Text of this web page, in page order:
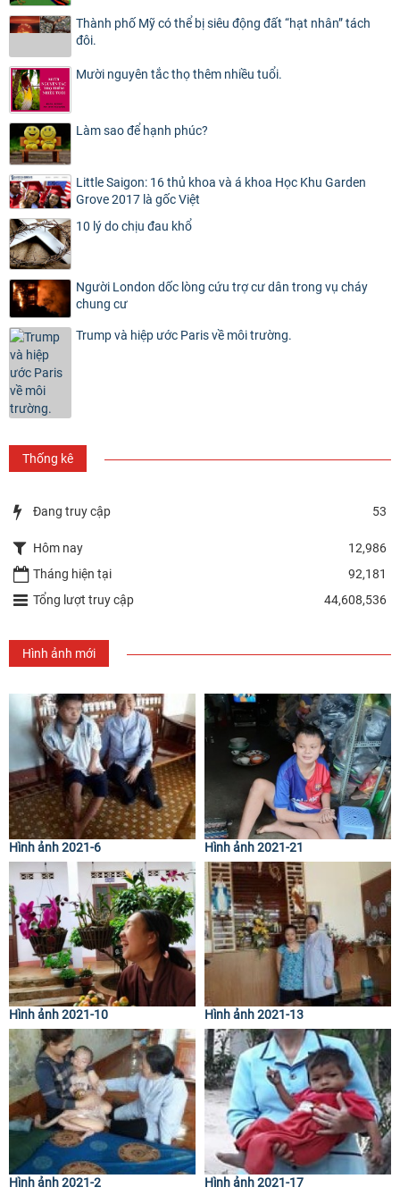
Thành phố Mỹ có thể bị siêu động đất “hạt nhân” tách
đôi.
Mười nguyên tắc thọ thêm nhiều tuổi.
Làm sao để hạnh phúc?
Little Saigon: 16 thủ khoa và á khoa Học Khu Garden
Grove 2017 là gốc Việt
10 lý do chịu đau khổ
Người London dốc lòng cứu trợ cư dân trong vụ cháy
chung cư
Trump và hiệp ước Paris về môi trường.
Thống kê
Đang truy cập 53
Hôm nay
12,986
Tháng hiện tại
92,181
Tổng lượt truy cập
44,608,536
Hình ảnh mới
Hình ảnh 2021-6 Hình ảnh 2021-21
Hình ảnh 2021-10 Hình ảnh 2021-13
Hình ảnh 2021-2 Hình ảnh 2021-17